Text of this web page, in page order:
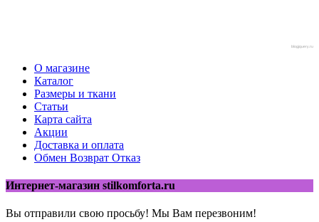
blogjquery.ru
О магазине
Каталог
Размеры и ткани
Статьи
Карта сайта
Акции
Доставка и оплата
Обмен Возврат Отказ
Интернет-магазин stilkomforta.ru
Вы отправили свою просьбу! Мы Вам перезвоним!